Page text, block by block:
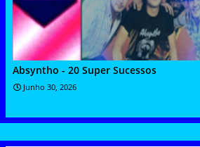
Absyntho - 20 Super Sucessos
Junho 30, 2026